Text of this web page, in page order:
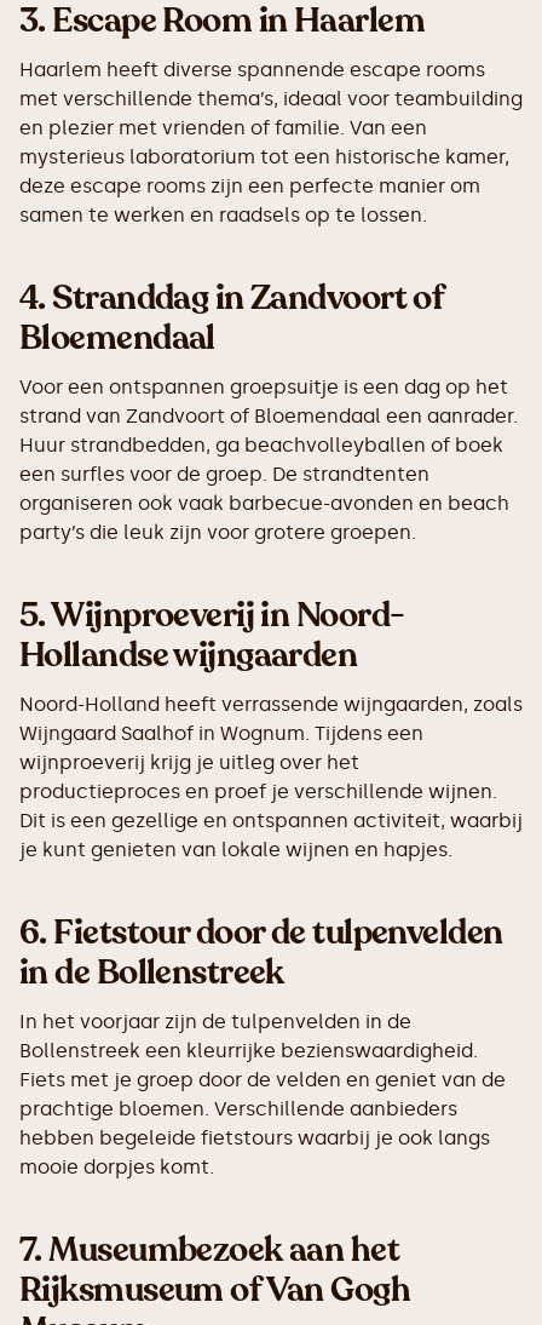
3.Escape Room in Haarlem
Haarlem heeft diverse spannende escape rooms
met verschillende thema’s, ideaal voor teambuilding
en plezier met vrienden of familie. Van een
mysterieus laboratorium tot een historische kamer,
deze escape rooms zijn een perfecte manier om
samen te werken en raadsels op te lossen.
4.Stranddag in Zandvoort of
Bloemendaal
Voor een ontspannen groepsuitje is een dag op het
strand van Zandvoort of Bloemendaal een aanrader.
Huur strandbedden, ga beachvolleyballen of boek
een surfles voor de groep. De strandtenten
organiseren ook vaak barbecue-avonden en beach
party’s die leuk zijn voor grotere groepen.
5.Wijnproeverij in Noord-
Hollandse wijngaarden
Noord-Holland heeft verrassende wijngaarden, zoals
Wijngaard Saalhof in Wognum. Tijdens een
wijnproeverij krijg je uitleg over het
productieproces en proef je verschillende wijnen.
Dit is een gezellige en ontspannen activiteit, waarbij
je kunt genieten van lokale wijnen en hapjes.
6.Fietstour door de tulpenvelden
in de Bollenstreek
In het voorjaar zijn de tulpenvelden in de
Bollenstreek een kleurrijke bezienswaardigheid.
Fiets met je groep door de velden en geniet van de
prachtige bloemen. Verschillende aanbieders
hebben begeleide fietstours waarbij je ook langs
mooie dorpjes komt.
7.Museumbezoek aan het
Rijksmuseum of Van Gogh